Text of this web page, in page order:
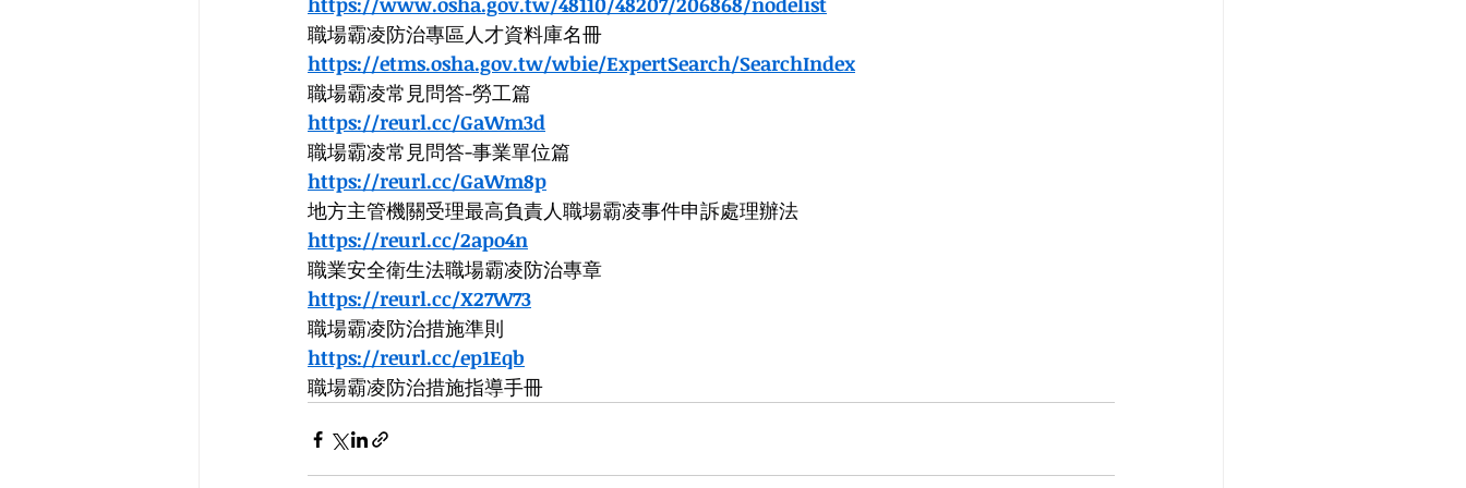
職場霸凌防治專區人才資料庫名冊
https://etms.osha.gov.tw/wbie/ExpertSearch/SearchIndex
職場霸凌常見問答-勞工篇
https://reurl.cc/GaWm3d
職場霸凌常見問答-事業單位篇
https://reurl.cc/GaWm8p
地方主管機關受理最高負責人職場霸凌事件申訴處理辦法
https://reurl.cc/2apo4n
職業安全衛生法職場霸凌防治專章
https://reurl.cc/X27W73
職場霸凌防治措施準則
https://reurl.cc/ep1Eqb
職場霸凌防治措施指導手冊